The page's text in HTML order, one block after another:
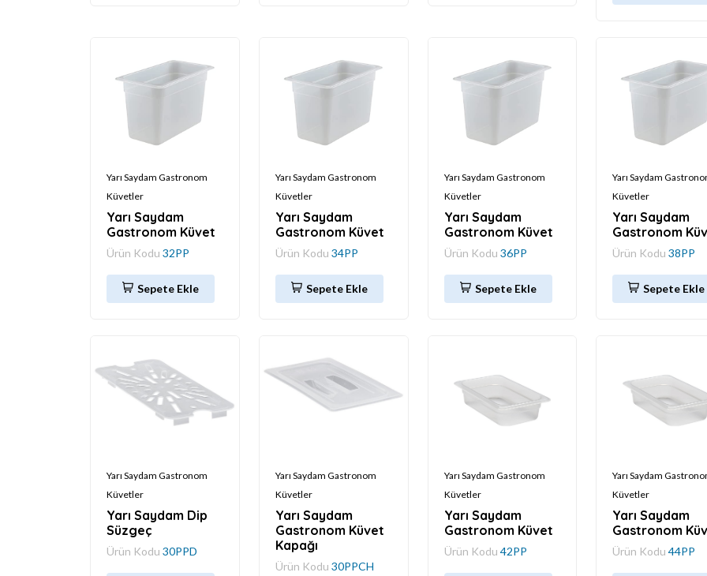
Yarı Saydam Gastronom
Küvetler
Yarı Saydam
Gastronom Küvet
Ürün Kodu 32PP
Sepete Ekle
Yarı Saydam Gastronom
Küvetler
Yarı Saydam
Gastronom Küvet
Ürün Kodu 34PP
Sepete Ekle
Yarı Saydam Gastronom
Küvetler
Yarı Saydam
Gastronom Küvet
Ürün Kodu 36PP
Sepete Ekle
Yarı Saydam
Küvetler
Yarı Saydam
Gastronom
Ürün Kodu38PP
Sepete Ekle
Yarı Saydam Gastronom
Küvetler
Yarı Saydam Dip
Süzgeç
Ürün Kodu 30PPD
Yarı Saydam Gastronom
Küvetler
Yarı Saydam
Gastronom Küvet
Kapağı
Ürün Kodu 30PPCH
Yarı Saydam Gastronom
Küvetler
Yarı Saydam
Gastronom Küvet
Ürün Kodu 42PP
Yarı Saydam
Küvetler
Yarı Saydam
Gastronom
Ürün Kodu44PP